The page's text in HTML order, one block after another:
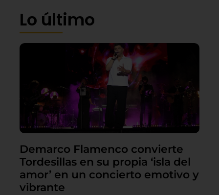
Lo último
Demarco Flamenco convierte
Tordesillas en su propia ‘isla del
amor’ en un concierto emotivo y
vibrante